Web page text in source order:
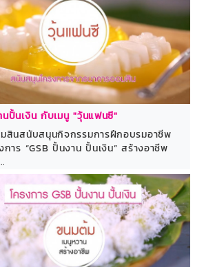
นปั้นเงิน กับเมนู "วุ้นแฟนซี"
มสินสนับสนุนกิจกรรมการฝึกอบรมอาชีพ
การ “GSB ปั้นงาน ปั้นเงิน” สร้างอาชีพ